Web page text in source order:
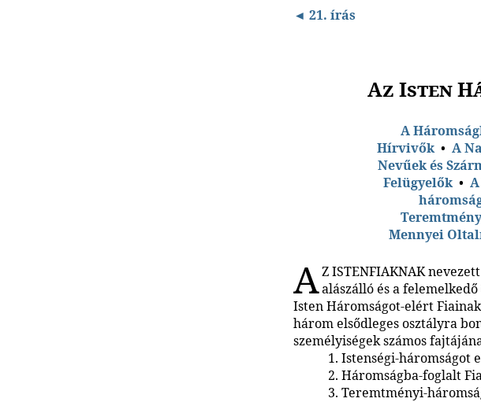
◄ 21. írás
Az Isten
A
Hírvivők• A
Nevűek és
Felügyelők•
Mennyei
AZ ISTENFIAKNAK
alászálló és a
Isten Háromságot-elért
három elsődleges osztályra
személyiségek számos
1. Istenségi-háromságot
2. Háromságba-foglalt
3. Teremtményi-